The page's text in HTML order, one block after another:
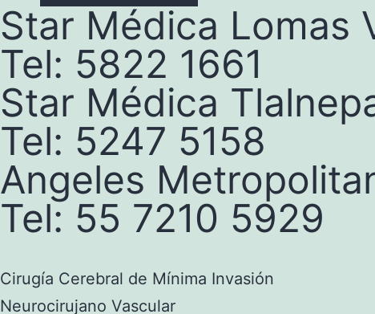
Star Médica Lomas
Tel: 5822 1661
Star Médica
Tel: 5247 5158
Angeles
Tel: 55 7210 5929
Cirugía Cerebral de Mínima Invasión
Neurocirujano Vascular